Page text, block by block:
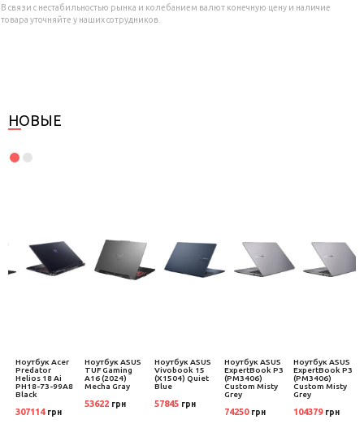
В связи с нестабильностью рынка и колебанием валют конечную цену и наличие
товара уточняйте у наших сотрудников.
НОВЫЕ
Ноутбук Acer
Predator
Helios 18 Ai
PH18-73-99A8
Black
307114 грн
Ноутбук ASUS
TUF Gaming
A16 (2024)
Mecha Gray
53622 грн
Ноутбук ASUS
Vivobook 15
(X1504) Quiet
Blue
57845 грн
Ноутбук ASUS
ExpertBook P3
(PM3406)
Custom Misty
Grey
74250 грн
Ноутбук ASUS
ExpertBook P3
(PM3406)
Custom Misty
Grey
104379 грн